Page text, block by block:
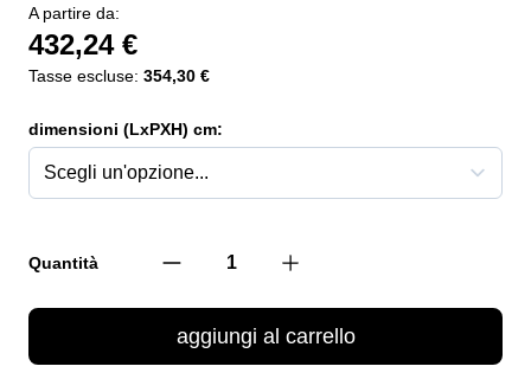
A partire da:
432,24 €
Tasse escluse: 354,30 €
dimensioni (LxPXH) cm:
Quantità
aggiungi al carrello